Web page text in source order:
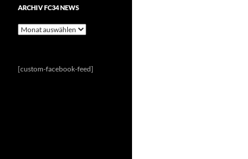
ARCHIV FC34 NEWS
Archiv
[custom-facebook-feed]